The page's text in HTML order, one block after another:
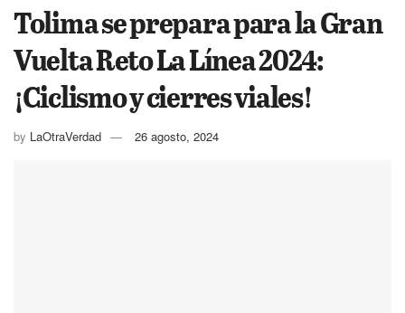
Tolima se prepara para la Gran
Vuelta Reto La Línea 2024:
¡Ciclismo y cierres viales!
by LaOtraVerdad 26 agosto, 2024